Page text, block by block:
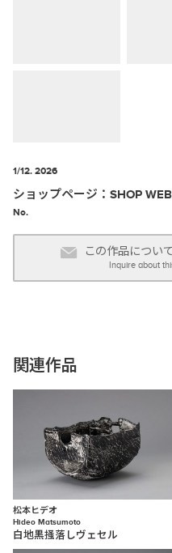
1/12. 2026
ショップページ：SHOP
No.
この作品につい
Inquire about
関連作品
松本ヒデオ
Hideo Matsumoto
白地黒掻落しヴェセル